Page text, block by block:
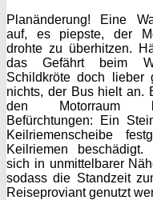
Planänderung! Eine
auf, es piepste, der
drohte zu überhitzen.
das Gefährt beim
Schildkröte doch lieber
nichts, der Bus hielt an.
den Motorraum
Befürchtungen: Ein
Keilriemenscheibe
Keilriemen beschädigt.
sich in unmittelbarer
sodass die Standzeit
Reiseproviant genutzt